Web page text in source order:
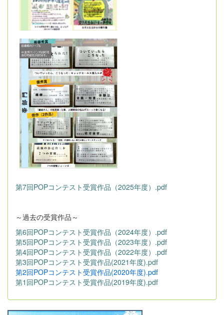
第7回POPコンテスト受賞作品（2025年度）.pdf
～過去の受賞作品～
第6回POPコンテスト受賞作品（2024年度）.pdf
第5回POPコンテスト受賞作品（2023年度）.pdf
第4回POPコンテスト受賞作品（2022年度）.pdf
第3回POPコンテスト受賞作品(2021年度).pdf
第2回POPコンテスト受賞作品(2020年度).pdf
第1回POPコンテスト受賞作品(2019年度).pdf